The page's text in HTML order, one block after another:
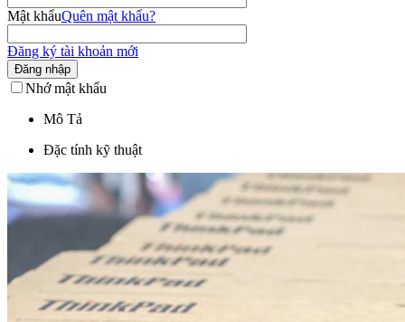
Mật khẩuQuên mật khẩu?
Đăng ký tài khoản mới
Đăng nhập
Nhớ mật khẩu
Mô Tả
Đặc tính kỹ thuật